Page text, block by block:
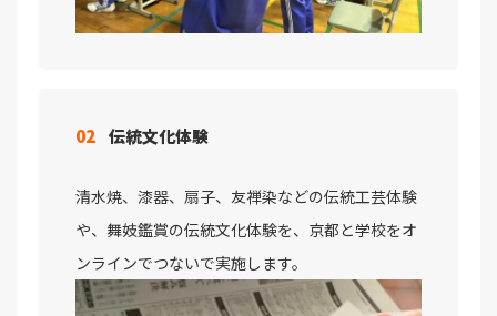
02 伝統文化体験
清水焼、漆器、扇子、友禅染などの伝統工芸体験
や、舞妓鑑賞の伝統文化体験を、京都と学校をオ
ンラインでつないで実施します。